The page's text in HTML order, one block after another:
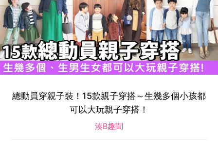
總動員穿親子裝！15款親子穿搭～生幾多個小孩都
可以大玩親子穿搭！
湊B趣聞